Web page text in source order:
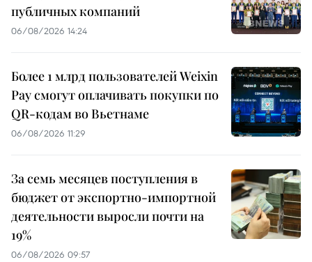
публичных компаний
06/08/2026 14:24
Более 1 млрд пользователей Weixin
Pay смогут оплачивать покупки по
QR-кодам во Вьетнаме
06/08/2026 11:29
За семь месяцев поступления в
бюджет от экспортно-импортной
деятельности выросли почти на
19%
06/08/2026 09:57